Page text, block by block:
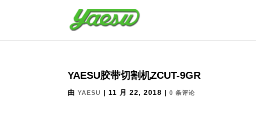
YAESU胶带切割机ZCUT-9GR
由YAESU | 11 月 22, 2018 |0 条评论